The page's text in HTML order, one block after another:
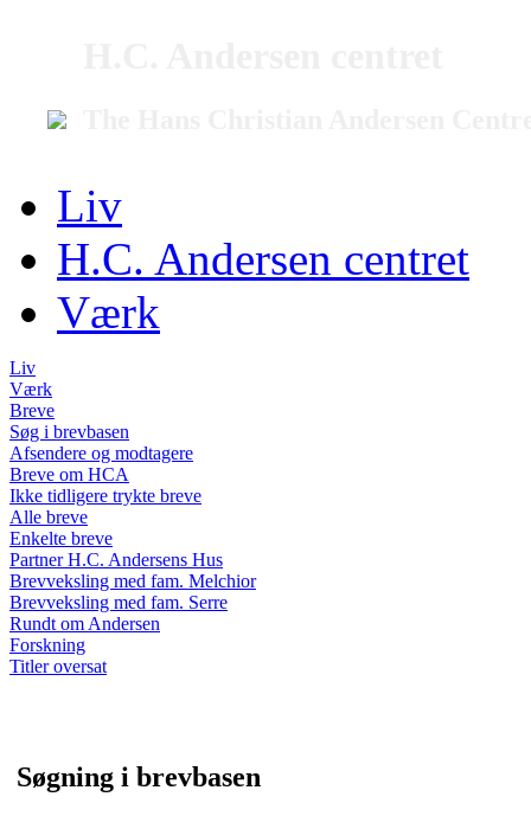
Liv
H.C. Andersen centret
Værk
Liv
Værk
Breve
Søg i brevbasen
Afsendere og modtagere
Breve om HCA
Ikke tidligere trykte breve
Alle breve
Enkelte breve
Partner H.C. Andersens Hus
Brevveksling med fam. Melchior
Brevveksling med fam. Serre
Rundt om Andersen
Forskning
Titler oversat
Søgning i brevbasen